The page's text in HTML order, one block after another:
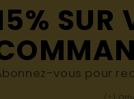
SUR
vous pour